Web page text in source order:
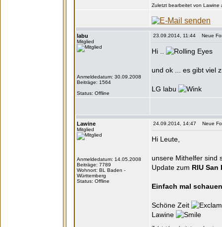
Zuletzt bearbeitet von Lawine
labu
Mitglied
Anmeldedatum: 30.09.2008
Beiträge: 1564
Status: Offline
23.09.2014, 11:44 Neue
Hi ..
und ok ... es gibt viel
LG labu
Lawine
Mitglied
Anmeldedatum: 14.05.2008
Beiträge: 7789
Wohnort: BL Baden -
Württemberg
Status: Offline
24.09.2014, 14:47 Neue
Hi Leute,
unsere Mithelfer sind
Update zum RIU San
Einfach mal
Schöne Zeit
Lawine